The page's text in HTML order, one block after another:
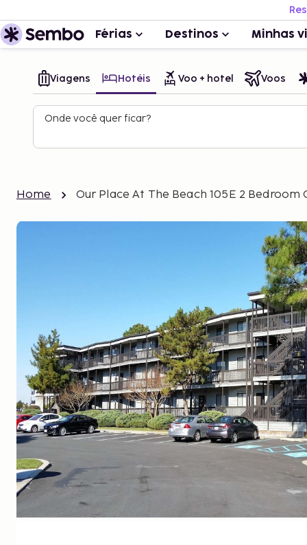
Férias Destinos Minhas
Viagens Hotéis Voo + hotel Voos
Onde você quer ficar?
Home Our Place At The Beach 105E 2 Bedroom